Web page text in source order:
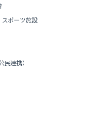
ポーツ施設
民連携）